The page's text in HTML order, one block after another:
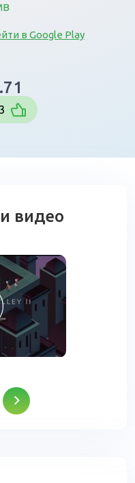
в Google Play
видео